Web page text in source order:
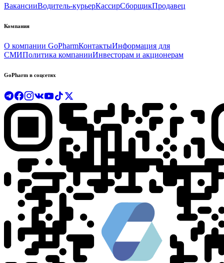
ВакансииВодитель-курьерКассирСборщикПродавец
Компания
О компании GoPharmКонтактыИнформация для
СМИПолитика компанииИнвесторам и акционерам
GoPharm в соцсетях